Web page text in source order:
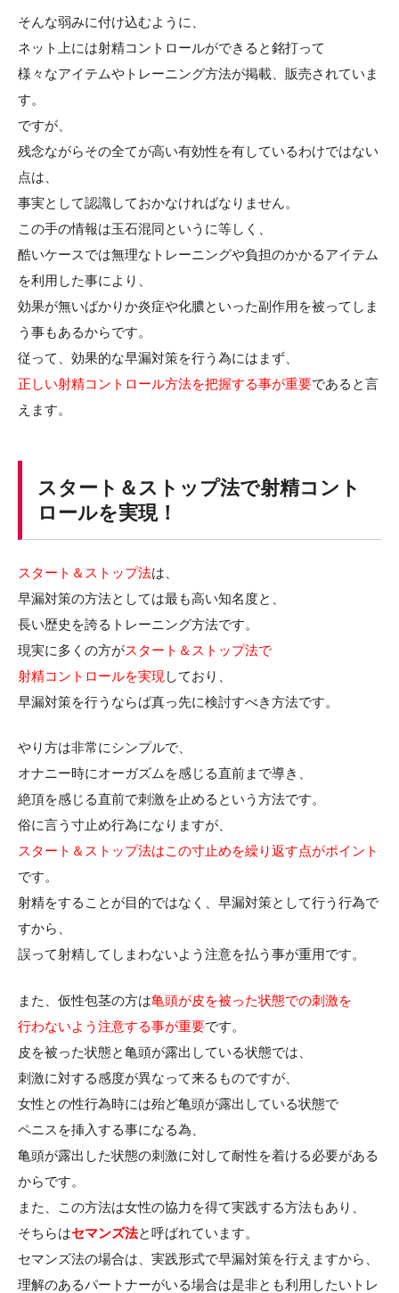
そんな弱みに付け込むように、
ネット上には射精コントロールができると銘打って
様々なアイテムやトレーニング方法が掲載、販売されていま
す。
ですが、
残念ながらその全てが高い有効性を有しているわけではない
点は、
事実として認識しておかなければなりません。
この手の情報は玉石混同というに等しく、
酷いケースでは無理なトレーニングや負担のかかるアイテム
を利用した事により、
効果が無いばかりか炎症や化膿といった副作用を被ってしま
う事もあるからです。
従って、効果的な早漏対策を行う為にはまず、
正しい射精コントロール方法を把握する事が重要であると言
えます。
スタート＆ストップ法で射精コント
ロールを実現！
スタート＆ストップ法は、
早漏対策の方法としては最も高い知名度と、
長い歴史を誇るトレーニング方法です。
現実に多くの方がスタート＆ストップ法で
射精コントロールを実現 しており、
早漏対策を行うならば真っ先に検討すべき方法です。
やり方は非常にシンプルで、
オナニー時にオーガズムを感じる直前まで導き、
絶頂を感じる直前で刺激を止めるという方法です。
俗に言う寸止め行為になりますが、
スタート＆ストップ法はこの寸止めを繰り返す点がポイント
です。
射精をすることが目的ではなく、早漏対策として行う行為で
すから、
誤って射精してしまわないよう注意を払う事が重用です。
また、仮性包茎の方は亀頭が皮を被った状態での刺激を
行わないよう注意する事が重要です。
皮を被った状態と亀頭が露出している状態では、
刺激に対する感度が異なって来るものですが、
女性との性行為時には殆ど亀頭が露出している状態で
ペニスを挿入する事になる為、
亀頭が露出した状態の刺激に対して耐性を着ける必要がある
からです。
また、この方法は女性の協力を得て実践する方法もあり、
そちらはセマンズ法と呼ばれています。
セマンズ法の場合は、実践形式で早漏対策を行えますから、
理解のあるパートナーがいる場合は是非とも利用したいトレ